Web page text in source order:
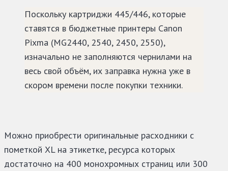
Поскольку картриджи 445/446, которые
ставятся в бюджетные принтеры Canon
Pixma (MG2440, 2540, 2450, 2550),
изначально не заполняются чернилами на
весь свой объём, их заправка нужна уже в
скором времени после покупки техники.
Можно приобрести оригинальные расходники с
пометкой XL на этикетке, ресурса которых
достаточно на 400 монохромных страниц или 300